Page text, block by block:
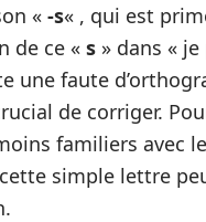
« -s« , qui est
de ce « s » dans « je
une faute
de corriger.
familiers avec
simple lettre